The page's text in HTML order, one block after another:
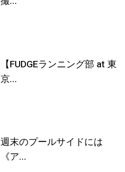
【FUDGEランニング部 at 東
京...
週末のプールサイドには
《ア...